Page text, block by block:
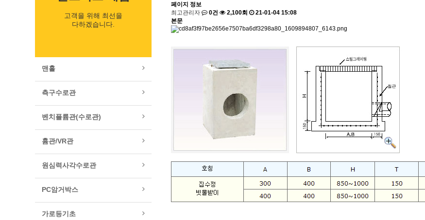
고객을 위해 최선을
다하겠습니다.
맨홀
측구수로관
벤치플륨관(수로관)
흄관/VR관
원심력사각수로관
PC암거박스
가로등기초
페이지 정보
최고관리자
0건 2,100회
21-01-04 15:08
본문